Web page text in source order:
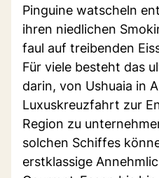
Pinguine watscheln
ihren niedlichen
faul auf treibenden
Für viele besteht das
darin, von Ushuaia in
Luxuskreuzfahrt zur
Region zu
solchen Schiffes
erstklassige